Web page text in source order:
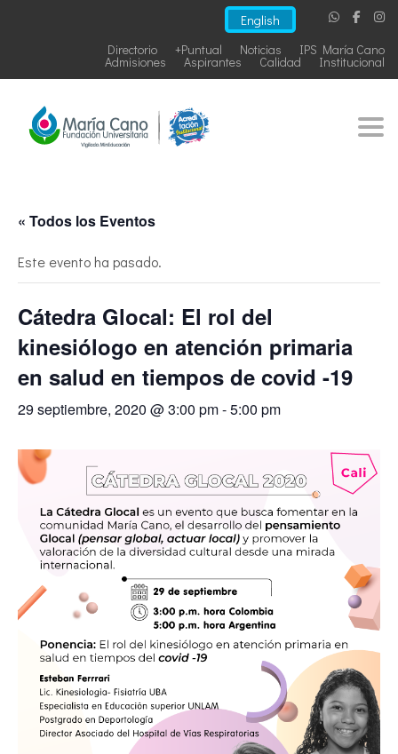
English
IPS María Cano
Noticias
+Puntual
Directorio
Institucional
Calidad
Aspirantes
Admisiones
« Todos los Eventos
Este evento ha pasado.
Cátedra Glocal: El rol del
kinesiólogo en atención primaria
en salud en tiempos de covid -19
29 septiembre, 2020 @ 3:00 pm-5:00 pm